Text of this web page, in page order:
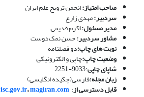
صاحب امتیاز:انجمن ترویج علم ایران
سردبیر:مهدی زارع
مدیر مسئول:اکرم قدیمی
مشاور سردبیر:حسن نمک‌دوست
نوبت های چاپ:دو فصلنامه
وضعیت چاپ:چاپی و الکترونیکی
شاپای چاپی:9033-2251
زبان مجله:فارسی(چکیده انگلیسی)
قابل دسترسی از:
isc.gov.ir،magiran.com